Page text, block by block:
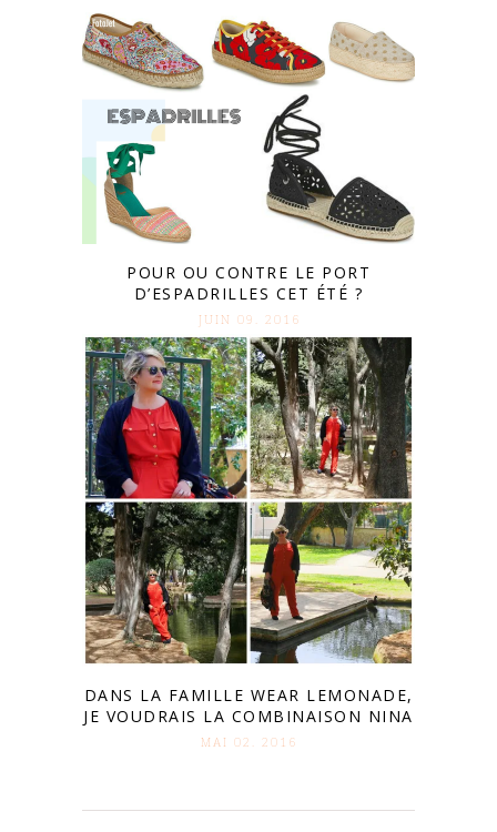
POUR OU CONTRE LE PORT
D’ESPADRILLES CET ÉTÉ ?
JUIN 09. 2016
DANS LA FAMILLE WEAR LEMONADE,
JE VOUDRAIS LA COMBINAISON NINA
MAI 02. 2016